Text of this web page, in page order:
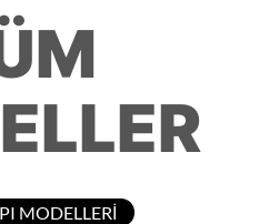
MODELLERİ